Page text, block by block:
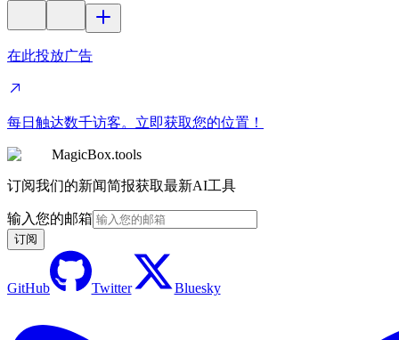
在此投放广告
每日触达数千访客。立即获取您的位置！
MagicBox.tools
订阅我们的新闻简报获取最新AI工具
输入您的邮箱
订阅
GitHub Twitter Bluesky